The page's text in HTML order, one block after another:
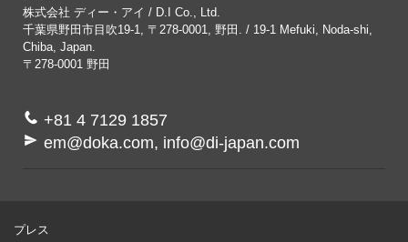
株式会社 ディー・アイ / D.I Co., Ltd.
千葉県野田市目吹19-1, 〒278-0001, 野田. / 19-1 Mefuki, Noda-shi,
Chiba, Japan.
〒278-0001 野田
+81 4 7129 1857
em@doka.com, info@di-japan.com
プレス